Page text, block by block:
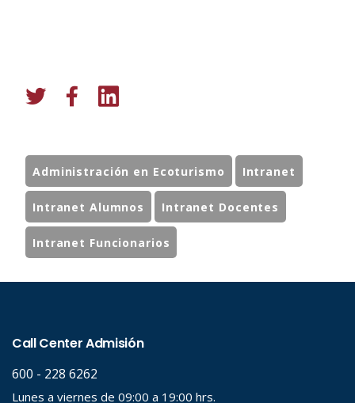
Administración en Ecoturismo Intranet
Intranet Alumnos Intranet Docentes
Intranet Funcionarios